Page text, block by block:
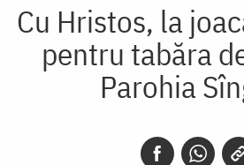
Cu Hristos, la
pentru tabăra
Parohia